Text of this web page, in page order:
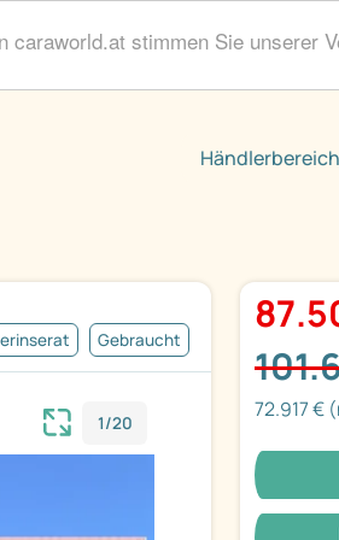
stimmen Sie unserer
Händlerbereich
Gebraucht
1/20
72.917 €